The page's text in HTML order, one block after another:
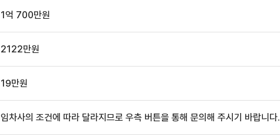
1억 700만원
2122만원
19만원
임차사의 조건에 따라 달라지므로 우측 버튼을 통해 문의해 주시기 바랍니다.